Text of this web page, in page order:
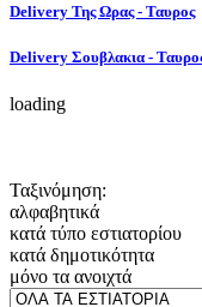
Delivery Της Ωρας - Ταυρος
Delivery Σουβλακια -
loading
Ταξινόμηση:
αλφαβητικά
κατά τύπο εστιατορίου
κατά δημοτικότητα
μόνο τα ανοιχτά